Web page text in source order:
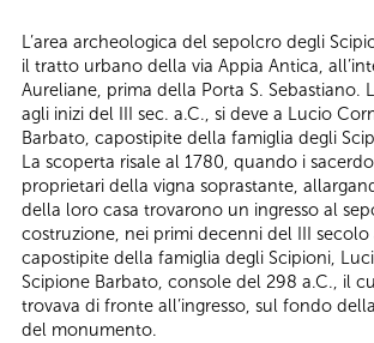
L’area archeologica del sepolcro degli
il tratto urbano della via Appia Antica,
Aureliane, prima della Porta S. Sebastiano.
agli inizi del III sec. a.C., si deve a Lucio
Barbato, capostipite della famiglia degli
La scoperta risale al 1780, quando i
proprietari della vigna soprastante,
della loro casa trovarono un ingresso al
costruzione, nei primi decenni del III secolo
capostipite della famiglia degli Scipioni,
Scipione Barbato, console del 298 a.C., il
trovava di fronte all’ingresso, sul fondo
del monumento.